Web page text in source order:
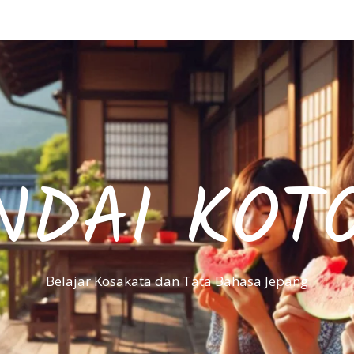
Belajar Kosakata dan Tata Bahasa Jepang